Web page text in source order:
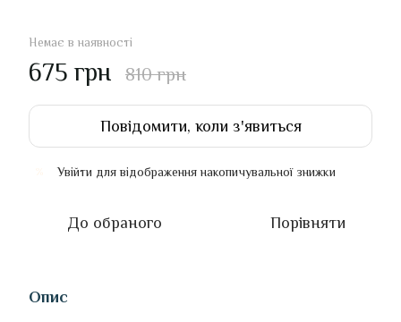
Немає в наявності
675 грн 810 грн
Повідомити, коли з'явиться
Увійти для відображення накопичувальної знижки
До обраного Порівняти
Опис